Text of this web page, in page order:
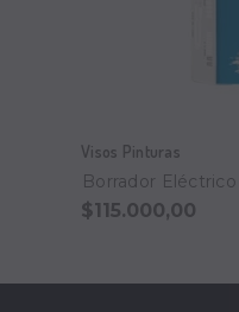
Visos Pinturas
Borrador
$115.000,00